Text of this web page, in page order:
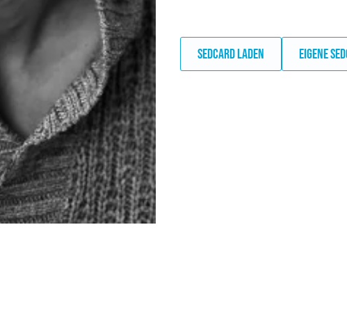
SEDCARD LADEN EIGENE